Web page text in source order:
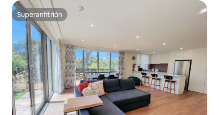
Superanfitrión
Superanfitrión